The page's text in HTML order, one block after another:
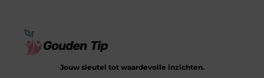
Jouw sleutel tot waardevolle inzichten.